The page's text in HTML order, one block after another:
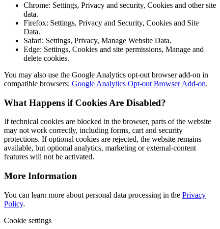
Chrome: Settings, Privacy and security, Cookies and other site
data.
Firefox: Settings, Privacy and Security, Cookies and Site
Data.
Safari: Settings, Privacy, Manage Website Data.
Edge: Settings, Cookies and site permissions, Manage and
delete cookies.
You may also use the Google Analytics opt-out browser add-on in
compatible browsers: Google Analytics Opt-out Browser Add-on.
What Happens if Cookies Are Disabled?
If technical cookies are blocked in the browser, parts of the website
may not work correctly, including forms, cart and security
protections. If optional cookies are rejected, the website remains
available, but optional analytics, marketing or external-content
features will not be activated.
More Information
You can learn more about personal data processing in the Privacy
Policy.
Cookie settings